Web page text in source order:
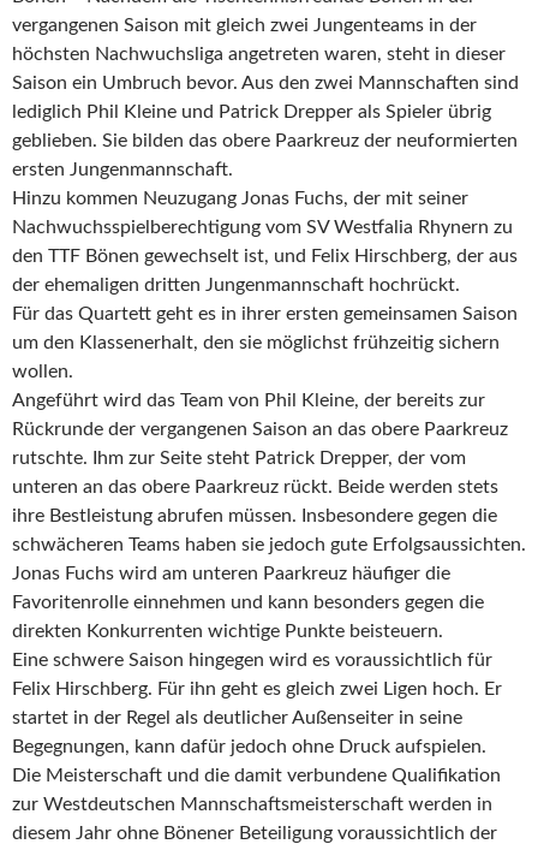
vergangenen Saison mit gleich zwei Jungenteams in der
höchsten Nachwuchsliga angetreten waren, steht in dieser
Saison ein Umbruch bevor. Aus den zwei Mannschaften sind
lediglich Phil Kleine und Patrick Drepper als Spieler übrig
geblieben. Sie bilden das obere Paarkreuz der neuformierten
ersten Jungenmannschaft.
Hinzu kommen Neuzugang Jonas Fuchs, der mit seiner
Nachwuchsspielberechtigung vom SV Westfalia Rhynern zu
den TTF Bönen gewechselt ist, und Felix Hirschberg, der aus
der ehemaligen dritten Jungenmannschaft hochrückt.
Für das Quartett geht es in ihrer ersten gemeinsamen Saison
um den Klassenerhalt, den sie möglichst frühzeitig sichern
wollen.
Angeführt wird das Team von Phil Kleine, der bereits zur
Rückrunde der vergangenen Saison an das obere Paarkreuz
rutschte. Ihm zur Seite steht Patrick Drepper, der vom
unteren an das obere Paarkreuz rückt. Beide werden stets
ihre Bestleistung abrufen müssen. Insbesondere gegen die
schwächeren Teams haben sie jedoch gute Erfolgsaussichten.
Jonas Fuchs wird am unteren Paarkreuz häufiger die
Favoritenrolle einnehmen und kann besonders gegen die
direkten Konkurrenten wichtige Punkte beisteuern.
Eine schwere Saison hingegen wird es voraussichtlich für
Felix Hirschberg. Für ihn geht es gleich zwei Ligen hoch. Er
startet in der Regel als deutlicher Außenseiter in seine
Begegnungen, kann dafür jedoch ohne Druck aufspielen.
Die Meisterschaft und die damit verbundene Qualifikation
zur Westdeutschen Mannschaftsmeisterschaft werden in
diesem Jahr ohne Bönener Beteiligung voraussichtlich der